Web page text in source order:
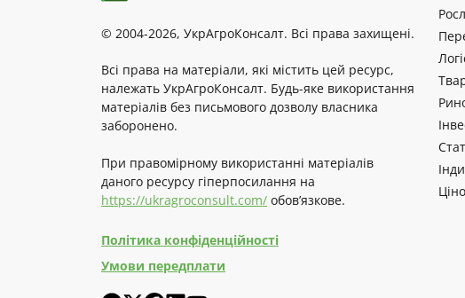
© 2004-2026, УкрАгроКонсалт. Всі права захищені.
Всі права на матеріали, які містить цей ресурс,
належать УкрАгроКонсалт. Будь-яке використання
матеріалів без письмового дозволу власника
заборонено.
При правомірному використанні матеріалів
даного ресурсу гіперпосилання на
https://ukragroconsult.com/ обов’язкове.
Політика конфіденційності
Умови передплати